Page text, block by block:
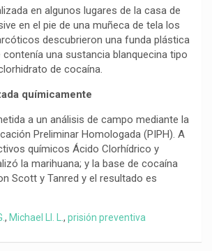
en algunos lugares de la casa de
en el pie de una muñeca de tela los
descubrieron una funda plástica
contenía una sustancia blanquecina tipo
de cocaína.
químicamente
a un análisis de campo mediante la
Preliminar Homologada (PIPH). A
químicos Ácido Clorhídrico y
la marihuana; y la base de cocaína
Scott y Tanred y el resultado es
, Michael Ll. L. , prisión preventiva